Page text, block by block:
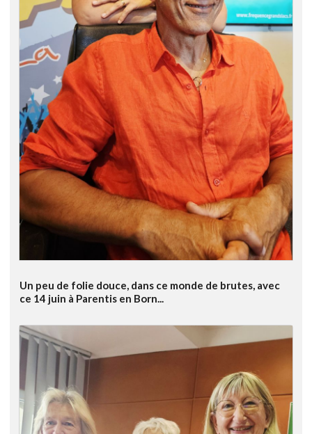
Un peu de folie douce, dans ce monde de brutes, avec
ce 14 juin à Parentis en Born...